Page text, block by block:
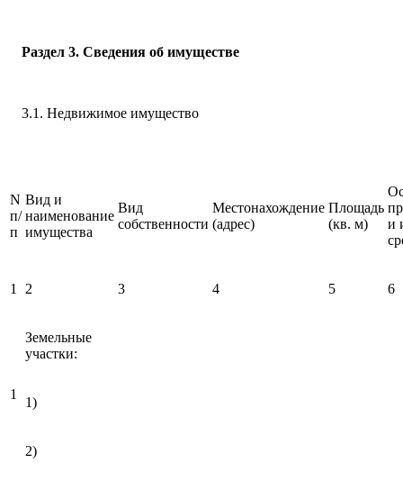
Раздел 3. Сведения об имуществе
3.1. Недвижимое имущество
N
п/
п
Вид и
наименование
имущества
Вид
собственности
Местонахождение
(адрес)
Площадь
(кв. м)
и
1 2 3 4 5 6
1
Земельные
участки:
1)
2)